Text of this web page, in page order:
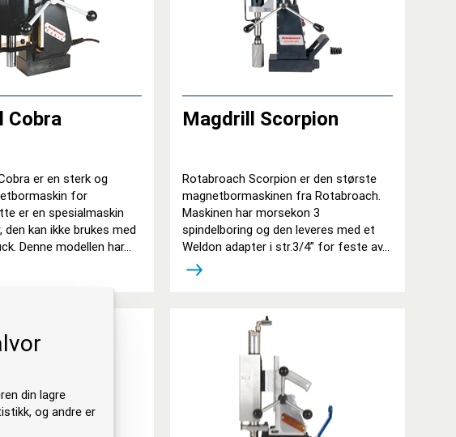
Cobra
er en sterk og
for
er en spesialmaskin
den kan ikke brukes med
Denne modellen har...
Magdrill Scorpion
Rotabroach Scorpion er den største
magnetbormaskinen fra Rotabroach.
Maskinen har morsekon 3
spindelboring og den leveres med et
Weldon adapter i str.3/4” for feste av...
din lagre
og andre er